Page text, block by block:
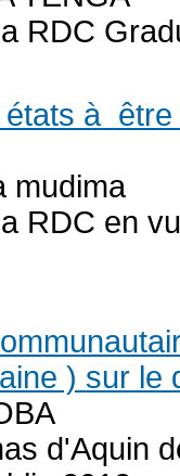
RDC
à
mudima
RDC en
) sur le
d'Aquin